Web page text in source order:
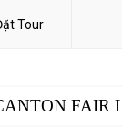
Tour
FAIR